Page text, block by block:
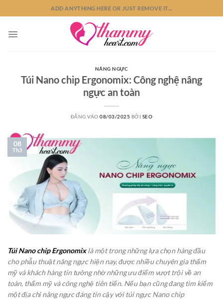
qua
dung
ADD ANYTHING HERE OR JUST REMOVE IT...
NÂNG NGỰC
Túi Nano chip Ergonomix: Công nghệ nâng
ngực an toàn
ĐĂNG VÀO08/03/2025 BỞI SEO
08
Th3
Túi Nano chip Ergonomixlà một trong những lựa chọn hàng đầu
cho phẫu thuật nâng ngực hiện nay, được nhiều chuyên gia thẩm
mỹ và khách hàng tin tưởng nhờ những ưu điểm vượt trội về an
toàn, thẩm mỹ và công nghệ tiên tiến. Nếu bạn cũng đang tìm kiếm
một địa chỉ nâng ngực đáng tin cậy với túi ngực Nano chip